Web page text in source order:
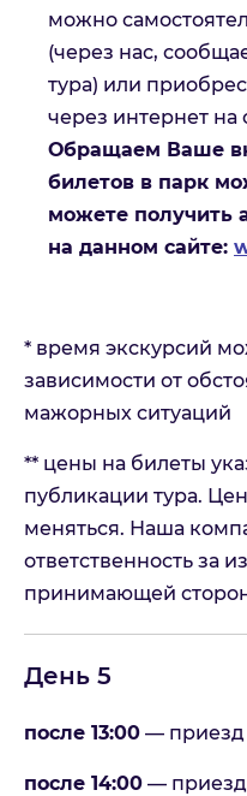
можно
(через нас,
тура) или
через интернет на
Обращаем Ваше
билетов в парк
можете получить
на данном сайте:
* время экскурсий
зависимости от
мажорных ситуаций
** цены на билеты
публикации тура.
меняться. Наша
ответственность за
принимающей
День 5
после 13:00 — приезд
после 14:00 —